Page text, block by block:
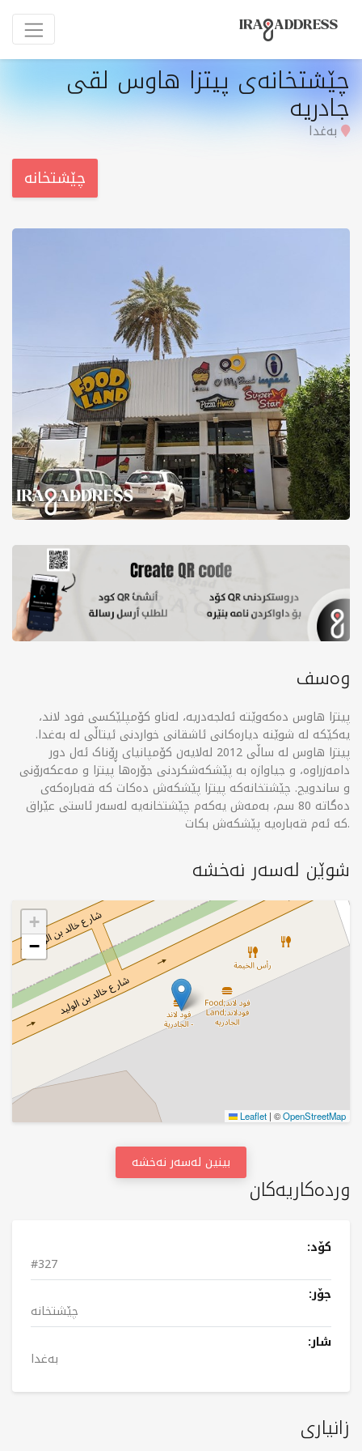
چێشتخانەی پیتزا هاوس لقی
جادریە
بەغدا
چێشتخانە
وردەکاریەکان
کۆد:
#327
جۆر:
چێشتخانە
شار:
بەغدا
زانیاری
وەسف
پیتزا هاوس دەکەوێتە ئەلجەدریە، لەناو کۆمپلێکسی فود لاند،
یەکێکە لە شوێنە دیارەکانی ئاشقانی خواردنی ئیتاڵی لە بەغدا.
پیتزا هاوس لە ساڵی 2012 لەلایەن کۆمپانیای ڕۆناک ئەل دور
دامەزراوە، و جیاوازە بە پێشکەشکردنی جۆرەها پیتزا و مەعکەرۆنی
و ساندویچ. چێشتخانەکە پیتزا پێشکەش دەکات کە قەبارەکەی
دەگاتە 80 سم، بەمەش یەکەم چێشتخانەیە لەسەر ئاستی عێراق
کە ئەم قەبارەیە پێشکەش بکات.
شوێن لەسەر نەخشە
+
−
Leaflet | ©OpenStreetMap
بینین لەسەر نەخشە